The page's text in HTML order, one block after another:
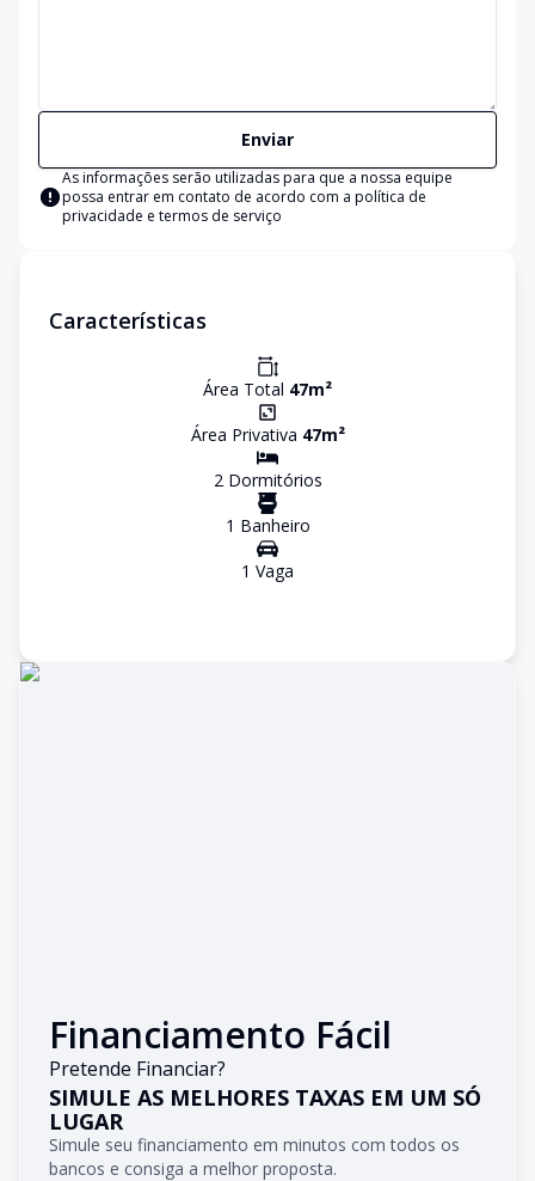
Enviar
As informações serão utilizadas para que a nossa equipe
possa entrar em contato de acordo com a política de
privacidade e termos de serviço
Características
Área Total 47m²
Área Privativa 47m²
2Dormitórios
1 Banheiro
1 Vaga
Financiamento Fácil
Pretende Financiar?
SIMULE AS MELHORES TAXAS EM UM SÓ
LUGAR
Simule seu financiamento em minutos com todos os
bancos e consiga a melhor proposta.